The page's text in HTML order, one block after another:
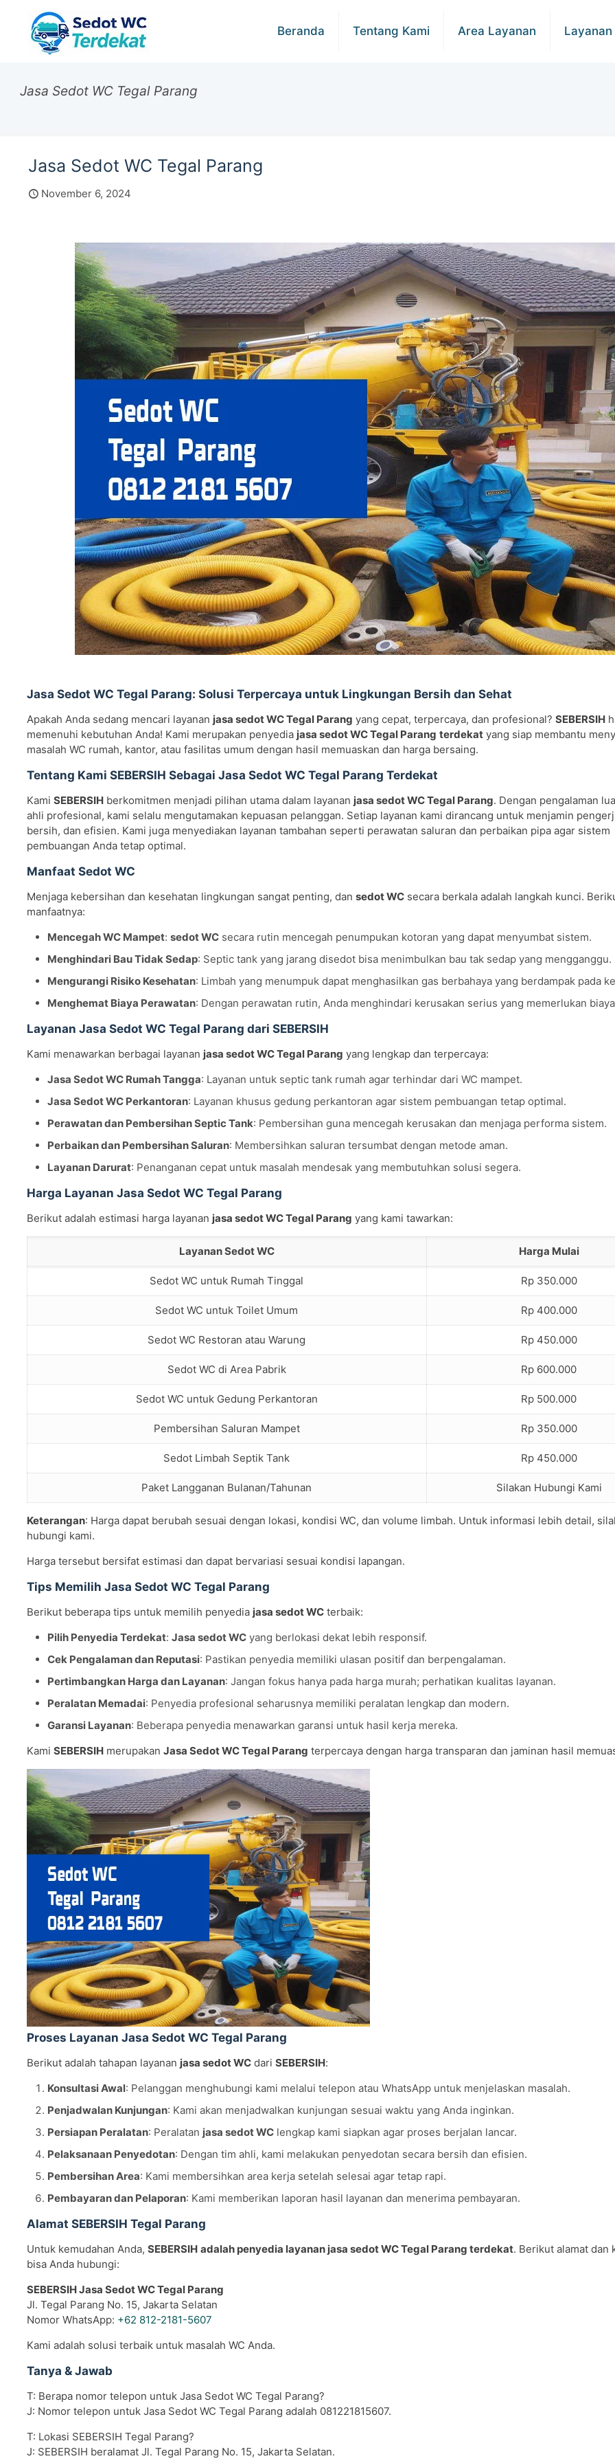
Beranda Tentang Kami Area Layanan Layanan
Jasa Sedot WC Tegal Parang
Jasa Sedot WC Tegal Parang
November 6, 2024
Jasa Sedot WC Tegal Parang: Solusi Terpercaya untuk Lingkungan Bersih dan Sehat
Apakah Anda sedang mencari layanan jasa sedot WC Tegal Parang yang cepat, terpercaya, dan profesional? SEBERSIH
memenuhi kebutuhan Anda! Kami merupakan penyedia jasa sedot WC Tegal Parang terdekatyang siap membantu
masalah WC rumah, kantor, atau fasilitas umum dengan hasil memuaskan dan harga bersaing.
Tentang Kami SEBERSIH Sebagai Jasa Sedot WC Tegal Parang Terdekat
Kami SEBERSIHberkomitmen menjadi pilihan utama dalam layanan jasa sedot WC Tegal Parang. Dengan pengalaman
ahli profesional, kami selalu mengutamakan kepuasan pelanggan. Setiap layanan kami dirancang untuk menjamin
bersih, dan efisien. Kami juga menyediakan layanan tambahan seperti perawatan saluran dan perbaikan pipa agar sistem
pembuangan Anda tetap optimal.
Manfaat Sedot WC
Menjaga kebersihan dan kesehatan lingkungan sangat penting, dan sedot WCsecara berkala adalah langkah kunci.
manfaatnya:
Mencegah WC Mampet: sedot WCsecara rutin mencegah penumpukan kotoran yang dapat menyumbat sistem.
Menghindari Bau Tidak Sedap: Septic tank yang jarang disedot bisa menimbulkan bau tak sedap yang mengganggu.
Mengurangi Risiko Kesehatan: Limbah yang menumpuk dapat menghasilkan gas berbahaya yang berdampak pada
Menghemat Biaya Perawatan: Dengan perawatan rutin, Anda menghindari kerusakan serius yang memerlukan
Layanan Jasa Sedot WC Tegal Parang dari SEBERSIH
Kami menawarkan berbagai layanan jasa sedot WC Tegal Parang yang lengkap dan terpercaya:
Jasa Sedot WC Rumah Tangga: Layanan untuk septic tank rumah agar terhindar dari WC mampet.
Jasa Sedot WC Perkantoran: Layanan khusus gedung perkantoran agar sistem pembuangan tetap optimal.
Perawatan dan Pembersihan Septic Tank: Pembersihan guna mencegah kerusakan dan menjaga performa sistem.
Perbaikan dan Pembersihan Saluran: Membersihkan saluran tersumbat dengan metode aman.
Layanan Darurat: Penanganan cepat untuk masalah mendesak yang membutuhkan solusi segera.
Harga Layanan Jasa Sedot WC Tegal Parang
Berikut adalah estimasi harga layanan jasa sedot WC Tegal Parang yang kami tawarkan:
Layanan Sedot WC Harga Mulai
Sedot WC untuk Rumah Tinggal Rp 350.000
Sedot WC untuk Toilet Umum Rp 400.000
Sedot WC Restoran atau Warung Rp 450.000
Sedot WC di Area Pabrik Rp 600.000
Sedot WC untuk Gedung Perkantoran Rp 500.000
Pembersihan Saluran Mampet Rp 350.000
Sedot Limbah Septik Tank Rp 450.000
Paket Langganan Bulanan/Tahunan Silakan Hubungi Kami
Keterangan: Harga dapat berubah sesuai dengan lokasi, kondisi WC, dan volume limbah. Untuk informasi lebih detail,
hubungi kami.
Harga tersebut bersifat estimasi dan dapat bervariasi sesuai kondisi lapangan.
Tips Memilih Jasa Sedot WC Tegal Parang
Berikut beberapa tips untuk memilih penyedia jasa sedot WCterbaik:
Pilih Penyedia Terdekat: Jasa sedot WCyang berlokasi dekat lebih responsif.
Cek Pengalaman dan Reputasi: Pastikan penyedia memiliki ulasan positif dan berpengalaman.
Pertimbangkan Harga dan Layanan: Jangan fokus hanya pada harga murah; perhatikan kualitas layanan.
Peralatan Memadai: Penyedia profesional seharusnya memiliki peralatan lengkap dan modern.
Garansi Layanan: Beberapa penyedia menawarkan garansi untuk hasil kerja mereka.
Kami SEBERSIHmerupakan Jasa Sedot WC Tegal Parang terpercaya dengan harga transparan dan jaminan hasil
Proses Layanan Jasa Sedot WC Tegal Parang
Berikut adalah tahapan layanan jasa sedot WCdari SEBERSIH:
Konsultasi Awal: Pelanggan menghubungi kami melalui telepon atau WhatsApp untuk menjelaskan masalah.
Penjadwalan Kunjungan: Kami akan menjadwalkan kunjungan sesuai waktu yang Anda inginkan.
Persiapan Peralatan: Peralatan jasa sedot WClengkap kami siapkan agar proses berjalan lancar.
Pelaksanaan Penyedotan: Dengan tim ahli, kami melakukan penyedotan secara bersih dan efisien.
Pembersihan Area: Kami membersihkan area kerja setelah selesai agar tetap rapi.
Pembayaran dan Pelaporan: Kami memberikan laporan hasil layanan dan menerima pembayaran.
Alamat SEBERSIH Tegal Parang
Untuk kemudahan Anda, SEBERSIH adalah penyedia layanan jasa sedot WC Tegal Parang terdekat. Berikut alamat dan
bisa Anda hubungi:
SEBERSIH Jasa Sedot WC Tegal Parang
Jl. Tegal Parang No. 15, Jakarta Selatan
Nomor WhatsApp: +62 812-2181-5607
Kami adalah solusi terbaik untuk masalah WC Anda.
Tanya & Jawab
T: Berapa nomor telepon untuk Jasa Sedot WC Tegal Parang?
J: Nomor telepon untuk Jasa Sedot WC Tegal Parang adalah 081221815607.
T: Lokasi SEBERSIH Tegal Parang?
J: SEBERSIH beralamat Jl. Tegal Parang No. 15, Jakarta Selatan.